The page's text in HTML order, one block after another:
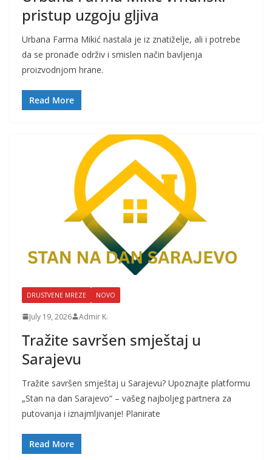
pristup uzgoju gljiva
Urbana Farma Mikić nastala je iz znatiželje, ali i potrebe
da se pronađe održiv i smislen način bavljenja
proizvodnjom hrane.
Read More
DRUSTVENE MREZE NOVO
July 19, 2026 Admir K.
Tražite savršen smještaj u
Sarajevu
Tražite savršen smještaj u Sarajevu? Upoznajte platformu
„Stan na dan Sarajevo“ – vašeg najboljeg partnera za
putovanja i iznajmljivanje! Planirate
Read More